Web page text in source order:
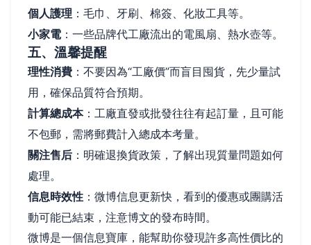
個人護理 ：毛巾、牙刷、棉簽、化妝工具等。
小家電：一些品牌代工廠流出的電風扇、熱水壺等。
五、溫馨提醒
理性消費 ：不要因為“工廠價”而盲目囤貨，先少量試
用，確保品質符合預期。
計算總成本：工廠直發或批發往往有起訂量，且可能
不包郵，需將郵費計入總成本考量。
關注售后 ：明確退換貨政策，了解出現質量問題如何
處理。
信息時效性 ：微博信息更新快，看到的優惠或團購活
動可能已結束，注意博文的發布時間。
微博是一個信息寶庫，能幫助你發現許多高性價比的